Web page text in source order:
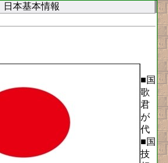
日本基本情報
■国
歌
君
が
代
■国
技